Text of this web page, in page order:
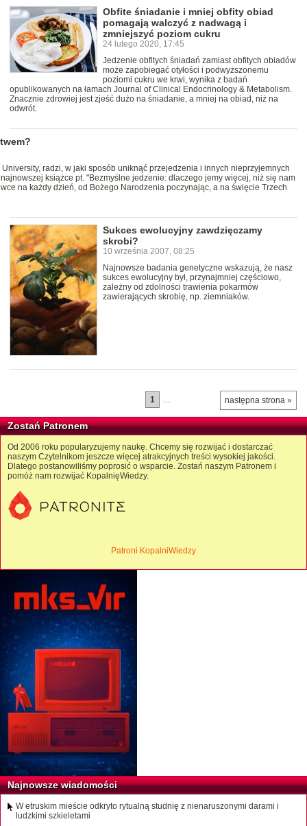
Obfite śniadanie i mniej obfity obiad
pomagają walczyć z nadwagą i
zmniejszyć poziom cukru
24 lutego 2020, 17:45
Jedzenie obfitych śniadań zamiast obfitych obiadów
może zapobiegać otyłości i podwyższonemu
poziomi cukru we krwi, wynika z badań
opublikowanych na łamach Journal of Clinical Endocrinology & Metabolism.
Znacznie zdrowiej jest zjeść dużo na śniadanie, a mniej na obiad, niż na
odwrót.
radzi, w jaki sposób uniknąć przejedzenia i innych nieprzyjemnych
książce pt. "Bezmyślne jedzenie: dlaczego jemy więcej, niż się nam
na każdy dzień, od Bożego Narodzenia poczynając, a na święcie Trzech
Sukces ewolucyjny zawdzięczamy
skrobi?
10 września 2007, 08:25
Najnowsze badania genetyczne wskazują, że nasz
sukces ewolucyjny był, przynajmniej częściowo,
zależny od zdolności trawienia pokarmów
zawierających skrobię, np. ziemniaków.
następna strona »
1 …
Zostań Patronem
Od 2006 roku popularyzujemy naukę. Chcemy się rozwijać i dostarczać
naszym Czytelnikom jeszcze więcej atrakcyjnych treści wysokiej jakości.
Dlatego postanowiliśmy poprosić o wsparcie. Zostań naszym Patronem i
pomóż nam rozwijać KopalnięWiedzy.
Patroni KopalniWiedzy
Najnowsze wiadomości
W etruskim mieście odkryto rytualną studnię z nienaruszonymi darami i
ludzkimi szkieletami